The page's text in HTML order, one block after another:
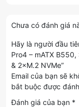
Chưa có đánh giá
Hãy là người đầu
Pro4 – mATX
& 2×M.2 NVMe”
Email của bạn sẽ
bắt buộc được
Đánh giá của bạn *